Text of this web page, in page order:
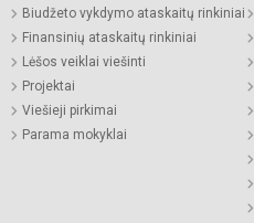
Biudžeto vykdymo ataskaitų rinkiniai
Finansinių ataskaitų rinkiniai
Lėšos veiklai viešinti
Projektai
Viešieji pirkimai
Parama mokyklai